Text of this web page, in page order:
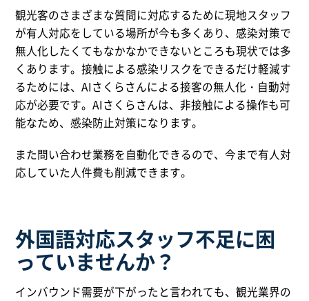
観光客のさまざまな質問に対応するために現地スタッフ
が有人対応をしている場所が今も多くあり、感染対策で
無人化したくてもなかなかできないところも現状では多
くあります。接触による感染リスクをできるだけ軽減す
るためには、AIさくらさんによる接客の無人化・自動対
応が必要です。AIさくらさんは、非接触による操作も可
能なため、感染防止対策になります。
また問い合わせ業務を自動化できるので、今まで有人対
応していた人件費も削減できます。
外国語対応スタッフ不足に困
っていませんか？
インバウンド需要が下がったと言われても、観光業界の